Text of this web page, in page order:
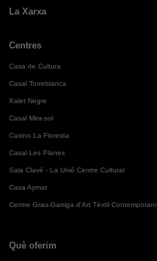
La Xarxa
Centres
Casa de Cultura
Casal Torreblanca
Xalet Negre
Casal Mira-sol
Casino La Floresta
Casal Les Planes
Sala Clavé - La Unió Centre Cultural
Casa Aymat
Centre Grau-Garriga d'Art Tèxtil Contemporani
Què oferim